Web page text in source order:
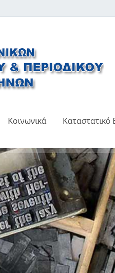
Κοινωνικά